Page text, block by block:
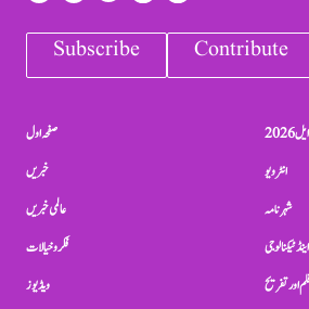
Subscribe Contribute
صفحہ اول
خبریں
عالمی خبریں
فکر و خیالات
ویڈیوز
2026
انٹرویو
شہرنامہ
ٹیکنالوجی
اور تفریح